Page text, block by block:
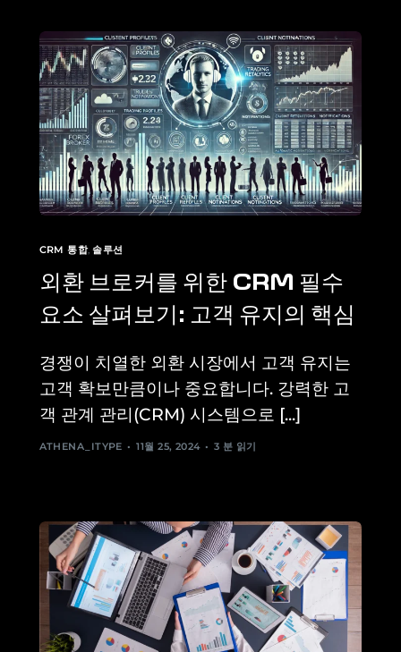
CRM 통합,솔루션
외환 브로커를 위한 CRM 필수
요소 살펴보기: 고객 유지의 핵심
경쟁이 치열한 외환 시장에서 고객 유지는
고객 확보만큼이나 중요합니다. 강력한 고
객 관계 관리(CRM) 시스템으로 [...]
ATHENA_ITYPE 11월 25, 2024 3 분 읽기